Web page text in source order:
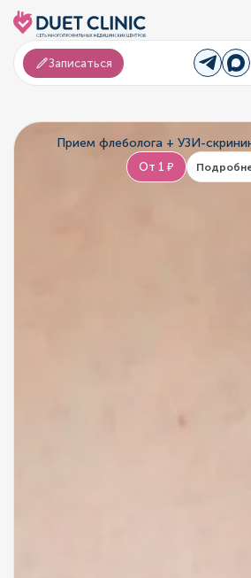
Записаться
Прием флеболога + УЗИ-
От 1 ₽